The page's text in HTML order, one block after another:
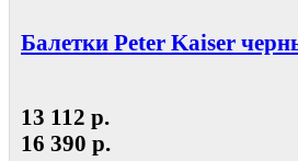
Балетки Peter Kaiser
13 112 р.
16 390 р.